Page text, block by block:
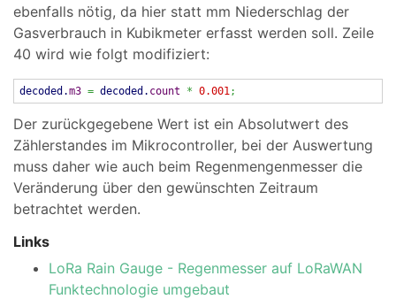
ebenfalls nötig, da hier statt mm Niederschlag der
Gasverbrauch in Kubikmeter erfasst werden soll. Zeile
40 wird wie folgt modifiziert:
decoded.m3 =decoded. count * 0.001;
Der zurückgegebene Wert ist ein Absolutwert des
Zählerstandes im Mikrocontroller, bei der Auswertung
muss daher wie auch beim Regenmengenmesser die
Veränderung über den gewünschten Zeitraum
betrachtet werden.
Links
LoRa Rain Gauge - Regenmesser auf LoRaWAN
Funktechnologie umgebaut